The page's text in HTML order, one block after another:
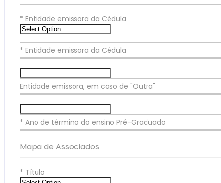
* Entidade emissora da Cédula
* Entidade emissora da Cédula
Entidade emissora, em caso de "Outra"
* Ano de término do ensino Pré-Graduado
Mapa de Associados
* Título